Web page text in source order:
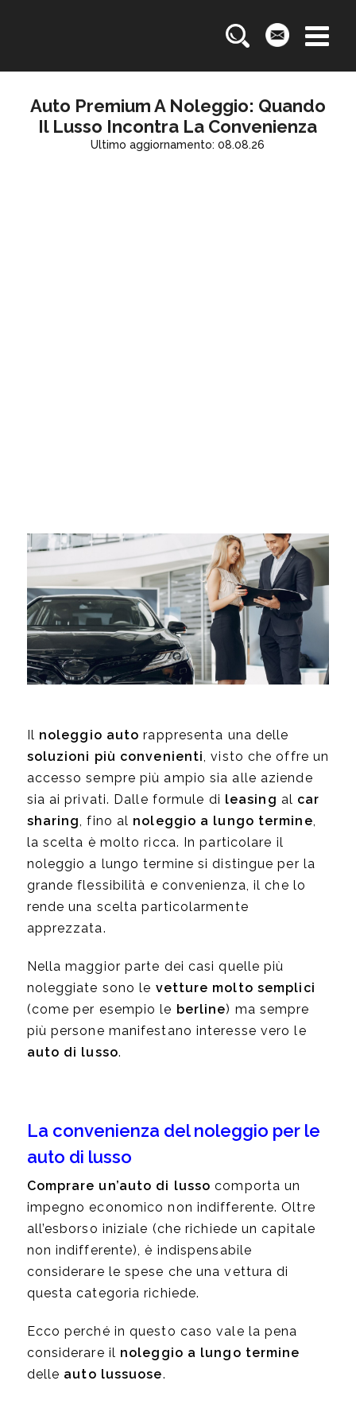
Auto Premium A Noleggio: Quando
Il Lusso Incontra La Convenienza
Ultimo aggiornamento: 08.08.26
Il noleggio auto rappresenta una delle
soluzioni più convenienti, visto che offre un
accesso sempre più ampio sia alle aziende
sia ai privati. Dalle formule di leasing al car
sharing, fino al noleggio a lungo termine,
la scelta è molto ricca. In particolare il
noleggio a lungo termine si distingue per la
grande flessibilità e convenienza, il che lo
rende una scelta particolarmente
apprezzata.
Nella maggior parte dei casi quelle più
noleggiate sono le vetture molto semplici
(come per esempio le berline) ma sempre
più persone manifestano interesse vero le
auto di lusso.
La convenienza del noleggio per le
auto di lusso
Comprare un’auto di lussocomporta un
impegno economico non indifferente. Oltre
all’esborso iniziale (che richiede un capitale
non indifferente), è indispensabile
considerare le spese che una vettura di
questa categoria richiede.
Ecco perché in questo caso vale la pena
considerare il noleggio a lungo termine
delle auto lussuose.